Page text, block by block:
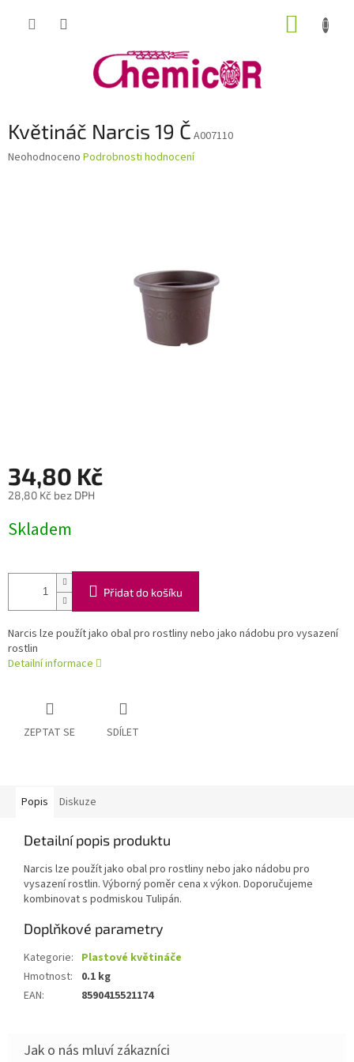
Květináč Narcis 19 Č A007110
Průměrné
Neohodnoceno Podrobnosti hodnocení
34,80 Kč
28,80 Kč bez DPH
cena:
Skladem
Přidat do košíku
Narcis lze použít jako obal pro rostliny nebo jako nádobu pro vysazení
rostlin
Detailní informace
ZEPTAT SE SDÍLET
Popis Diskuze
Detailní popis produktu
Narcis lze použít jako obal pro rostliny nebo jako nádobu pro
vysazení rostlin. Výborný poměr cena x výkon. Doporučujeme
kombinovat s podmiskou Tulipán.
Doplňkové parametry
Kategorie: Plastové květináče
Hmotnost:
0.1 kg
EAN: 8590415521174